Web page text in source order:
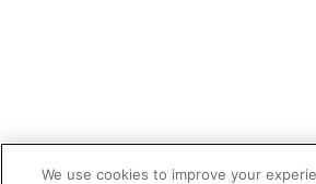
We use cookies to improve your